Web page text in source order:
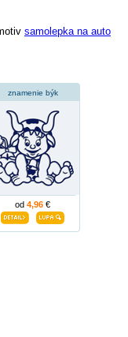
samolepka na auto
znamenie býk
od 4,96 €